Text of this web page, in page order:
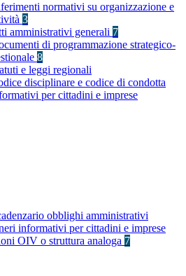
normativi su organizzazione e
3
amministrativi generali 7
di programmazione strategico-
8
e leggi regionali
disciplinare e codice di condotta
per cittadini e imprese
obblighi amministrativi
informativi per cittadini e imprese
OIV o struttura analoga 7